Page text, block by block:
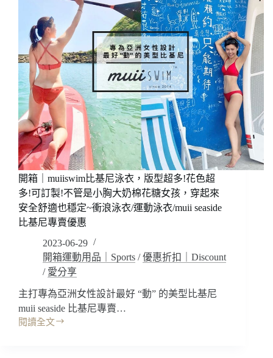
兒
泳
衣/
國
際
品
牌
泳
衣/
游
泳
潛
水
件/Marium
優
惠)
穿
耐
用
也
好
看!!
連
身
競
賽
款
泳
衣
超
你
感
到
開箱｜muiiswim比基尼泳衣，版型超多!花色超
多!可訂製!不管是小胸大奶棉花糖女孩，穿起來
安全舒適也穩定~衝浪泳衣/運動泳衣/muii seaside
比基尼專賣優惠
2023-06-29
開箱運動用品｜Sports /優惠折扣｜Discount
/ 愛分享
主打專為亞洲女性設計最好 “動” 的美型比基尼
muii seaside 比基尼專賣…
閱讀全文
開